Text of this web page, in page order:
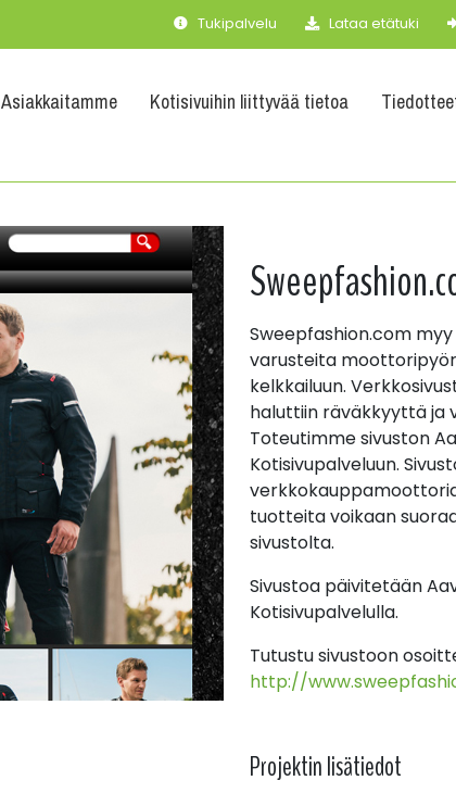
Tukipalvelu Lataa etätuki
Asiakkaitamme Kotisivuihin liittyvää tietoa
Sweepfashion.com
varusteita
kelkkailuun.
haluttiin räväkkyyttä ja
Toteutimme sivuston
Kotisivupalveluun.
tuotteita voikaan
sivustolta.
Sivustoa päivitetään
Kotisivupalvelulla.
Tutustu sivustoon
http://
Projektin lisätiedot